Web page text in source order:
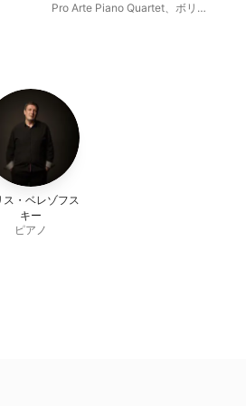
Quintet in C Major
Pro Arte Piano Quartet、 ボリ
ス・ベレゾフス
キー
ピアノ